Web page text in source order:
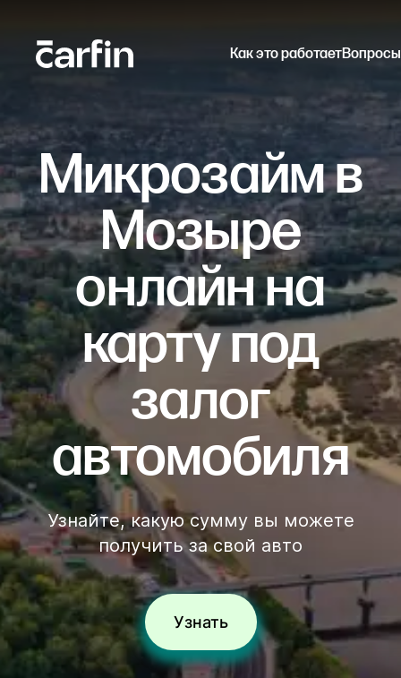
Как это работает
Микрозайм в
Мозыре
онлайн на
карту под
залог
автомобиля
Узнайте, какую сумму вы можете
получить за свой авто
Узнать